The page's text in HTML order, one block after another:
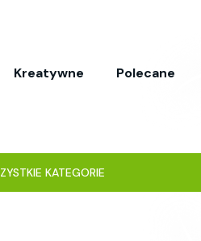
Kreatywne Polecane
KATEGORIE